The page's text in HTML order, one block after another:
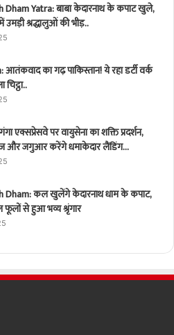
Dham Yatra: बाबा केदारनाथ के कपाट खुले,
उमड़ी श्रद्धालुओं की भीड़..
का गढ़ पाकिस्तान! ये रहा डर्टी वर्क
एक्सप्रेसवे पर वायुसेना का शक्ति प्रदर्शन,
और जगुआर करेंगे धमाकेदार लैंडिंग…
Dham: कल खुलेंगे केदारनाथ धाम के कपाट,
फूलों से हुआ भव्य श्रृंगार